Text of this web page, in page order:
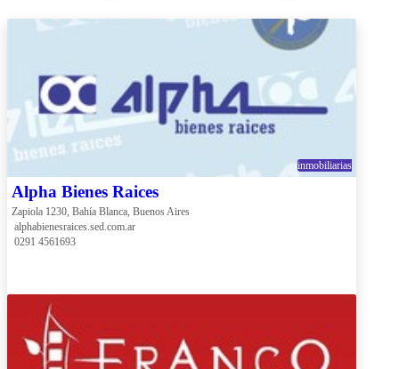
inmobiliarias
Alpha Bienes Raices
Zapiola 1230, Bahía Blanca, Buenos Aires
alphabienesraices.sed.com.ar
0291 4561693